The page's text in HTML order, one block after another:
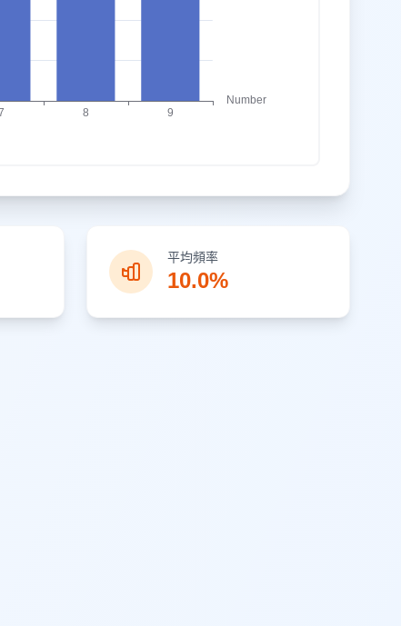
平均頻率
10.0%